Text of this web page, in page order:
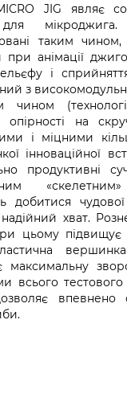
JIG являє
мікроджига.
таким
при анімації
і
з
чином
опірності на
і міцними
інноваційної
продуктивні
добитися
хват.
цьому
вершинка
максимальну
всього
впевнено